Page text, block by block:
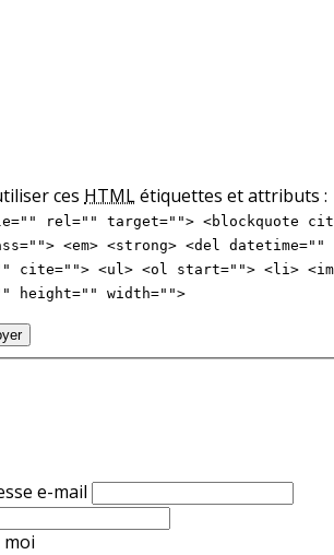
ces HTMLétiquettes et attributs :
rel="" target=""> <blockquote
<em> <strong> <del
cite=""> <ul> <ol start=""> <li>
height="" width="">
e-mail
moi